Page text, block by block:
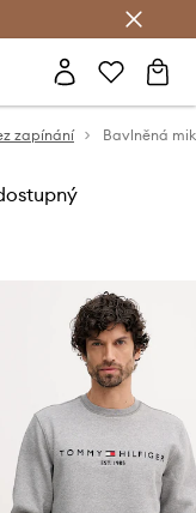
zapínání Bavlněná